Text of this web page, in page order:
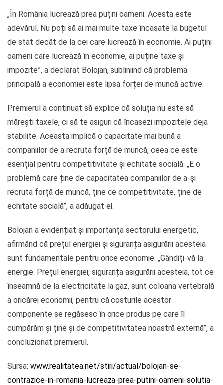
„În România lucrează prea puțini oameni. Acesta este
adevărul. Nu poți să ai mai multe taxe încasate la bugetul
de stat decât de la cei care lucrează în economie. Ai puțini
oameni care lucrează în economie, ai puține taxe și
impozite”, a declarat Bolojan, subliniind că problema
principală a economiei este lipsa forței de muncă active.
Premierul a continuat să explice că soluția nu este să
mărești taxele, ci să te asiguri că încasezi impozitele deja
stabilite. Aceasta implică o capacitate mai bună a
companiilor de a recruta forță de muncă, ceea ce este
esențial pentru competitivitate și echitate socială. „E o
problemă care ține de capacitatea companiilor de a-și
recruta forță de muncă, ține de competitivitate, ține de
echitate socială”, a adăugat el.
Bolojan a evidențiat și importanța sectorului energetic,
afirmând că prețul energiei și siguranța asigurării acesteia
sunt fundamentale pentru orice economie. „Gândiți-vă la
energie. Prețul energiei, siguranța asigurării acesteia, tot ce
înseamnă de la electricitate la gaz, sunt coloana vertebrală
a oricărei economii, pentru că costurile acestor
componente se regăsesc în orice produs pe care îl
cumpărăm și ține și de competitivitatea noastră externă”, a
concluzionat premierul.
Sursa: www.realitatea.net/stiri/actual/bolojan-se-
contrazice-in-romania-lucreaza-prea-putini-oameni-solutia-